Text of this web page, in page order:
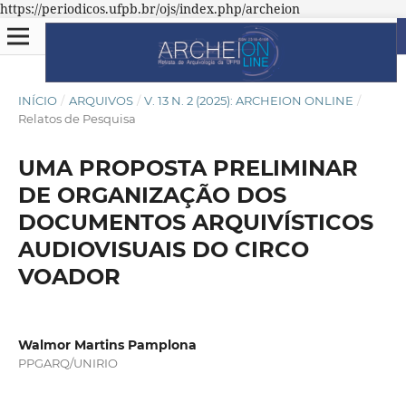
https://periodicos.ufpb.br/ojs/index.php/archeion
INÍCIO / ARQUIVOS / V. 13 N. 2 (2025): ARCHEION ONLINE /
Relatos de Pesquisa
UMA PROPOSTA PRELIMINAR
DE ORGANIZAÇÃO DOS
DOCUMENTOS ARQUIVÍSTICOS
AUDIOVISUAIS DO CIRCO
VOADOR
Walmor Martins Pamplona
PPGARQ/UNIRIO